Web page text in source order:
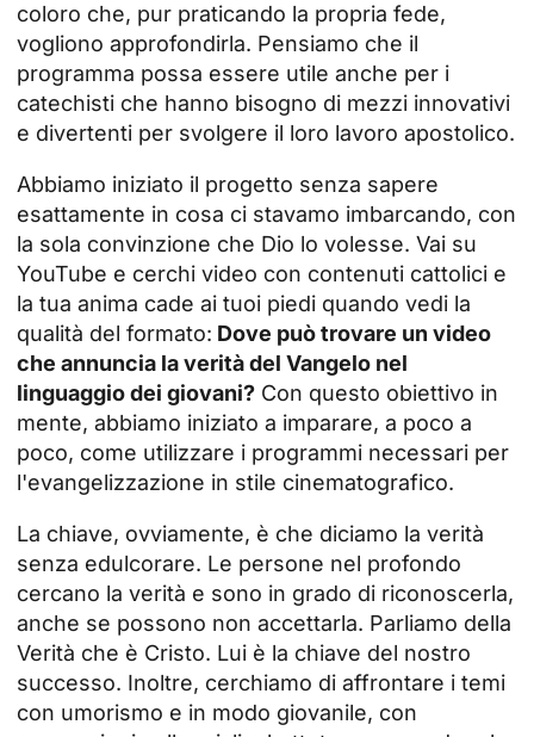
coloro che, pur praticando la propria fede,
vogliono approfondirla. Pensiamo che il
programma possa essere utile anche per i
catechisti che hanno bisogno di mezzi innovativi
e divertenti per svolgere il loro lavoro apostolico.
Abbiamo iniziato il progetto senza sapere
esattamente in cosa ci stavamo imbarcando, con
la sola convinzione che Dio lo volesse. Vai su
YouTube e cerchi video con contenuti cattolici e
la tua anima cade ai tuoi piedi quando vedi la
qualità del formato: Dove può trovare un video
che annuncia la verità del Vangelo nel
linguaggio dei giovani? Con questo obiettivo in
mente, abbiamo iniziato a imparare, a poco a
poco, come utilizzare i programmi necessari per
l'evangelizzazione in stile cinematografico.
La chiave, ovviamente, è che diciamo la verità
senza edulcorare. Le persone nel profondo
cercano la verità e sono in grado di riconoscerla,
anche se possono non accettarla. Parliamo della
Verità che è Cristo. Lui è la chiave del nostro
successo. Inoltre, cerchiamo di affrontare i temi
con umorismo e in modo giovanile, con